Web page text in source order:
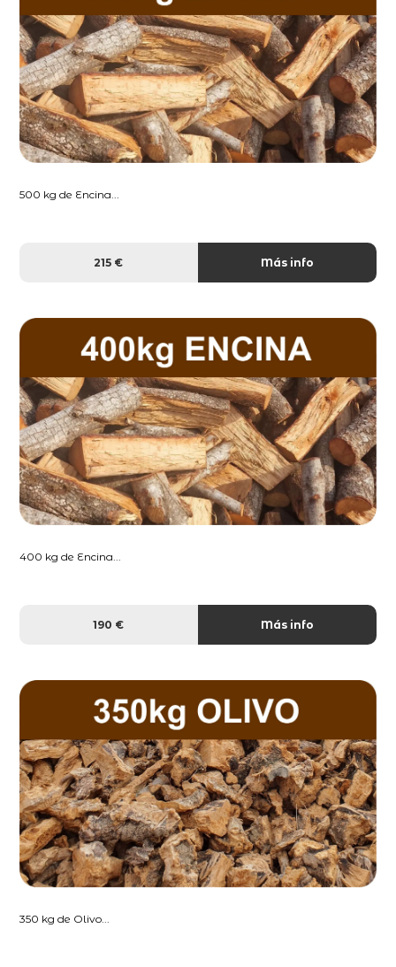
500 kg de Encina...
215 € Más info
400 kg de Encina...
190 € Más info
350 kg de Olivo...